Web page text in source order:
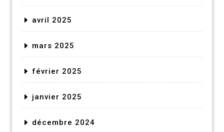
avril 2025
mars 2025
février 2025
janvier 2025
décembre 2024